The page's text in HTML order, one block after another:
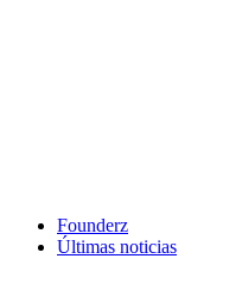
Founderz
Últimas noticias